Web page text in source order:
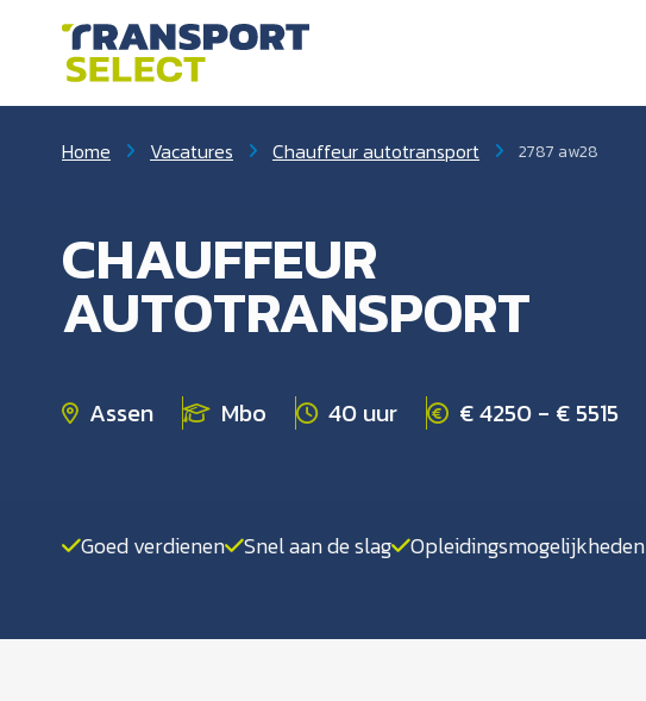
Home Vacatures Chauffeur autotransport 2787 aw28
CHAUFFEUR
AUTOTRANSPORT
Assen Mbo 40 uur € 4250 - € 5515
Goed verdienen Snel aan de slag Opleidingsmogelijkheden